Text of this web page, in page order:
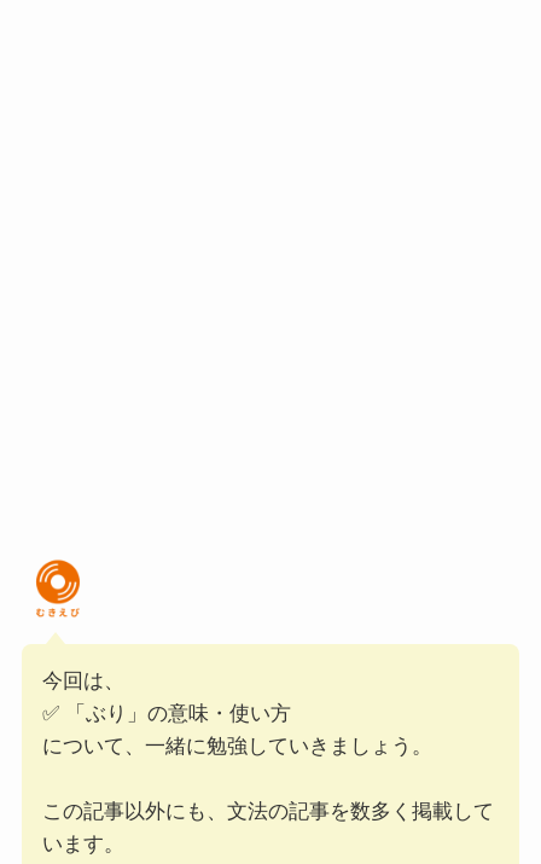
今回は、
✅ 「ぶり」の意味・使い方
について、一緒に勉強していきましょう。
この記事以外にも、文法の記事を数多く掲載して
います。